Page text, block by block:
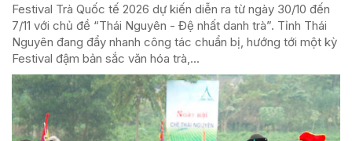
Festival Trà Quốc tế 2026 dự kiến diễn ra từ ngày 30/10 đến
7/11 với chủ đề “Thái Nguyên - Đệ nhất danh trà”. Tỉnh Thái
Nguyên đang đẩy nhanh công tác chuẩn bị, hướng tới một kỳ
Festival đậm bản sắc văn hóa trà,...